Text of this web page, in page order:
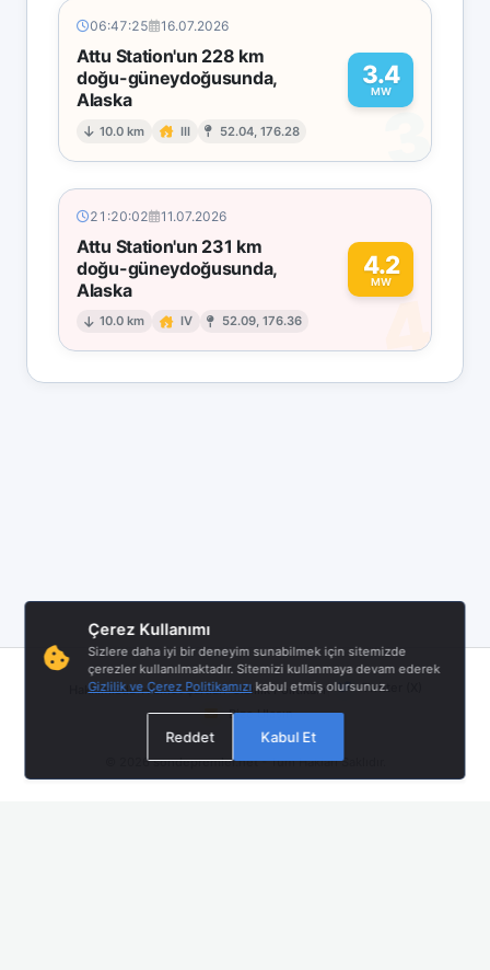
06:47:25 16.07.2026
Attu Station'un 228 km
doğu-güneydoğusunda,
Alaska
10.0 km III 52.04, 176.28
3.4
MW
3
21:20:02 11.07.2026
Attu Station'un 231 km
doğu-güneydoğusunda,
Alaska
10.0 km IV 52.09, 176.36
4.2
MW
4
Hakkımızda|Hizmet Şartları|Gizlilik Politikası |
Twitter (X)
Bize Ulaşın
© 2026sondepremler.net- Tüm Hakları Saklıdır.
Çerez Kullanımı
Sizlere daha iyi bir deneyim sunabilmek için sitemizde
çerezler kullanılmaktadır. Sitemizi kullanmaya devam ederek
Gizlilik ve Çerez Politikamızı kabul etmiş olursunuz.
Reddet Kabul Et